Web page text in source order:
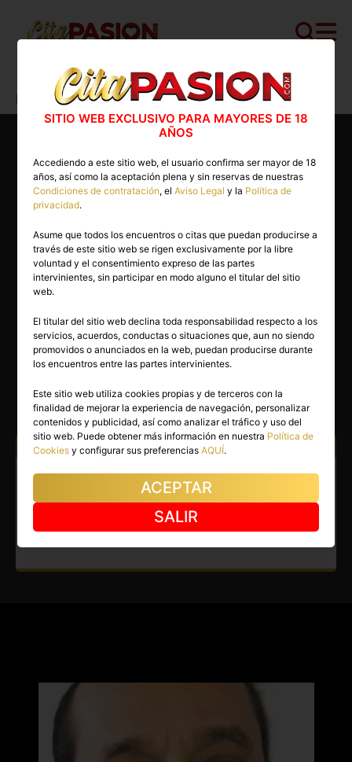
Cita PASION.COM>Boys >Vizcaya>Portugalete
Ignacio
50 años
IGNACIO
Portugalete(Vizcaya)
(1)
Atiendo a: Mujeres
Boy en Portugalete. Hombre
obediente en busca de una
mujer mandona.
SITIO WEB EXCLUSIVO PARA MAYORES DE 18
AÑOS
Accediendo a este sitio web, el usuario confirma ser mayor de 18
años, así como la aceptación plena y sin reservas de nuestras
Condiciones de contratación, elAviso Legal y la Política de
privacidad.
Asume que todos los encuentros o citas que puedan producirse a
través de este sitio web se rigen exclusivamente por la libre
voluntad y el consentimiento expreso de las partes
intervinientes, sin participar en modo alguno el titular del sitio
web.
El titular del sitio web declina toda responsabilidad respecto a los
servicios, acuerdos, conductas o situaciones que, aun no siendo
promovidos o anunciados en la web, puedan producirse durante
los encuentros entre las partes intervinientes.
Este sitio web utiliza cookies propias y de terceros con la
finalidad de mejorar la experiencia de navegación, personalizar
contenidos y publicidad, así como analizar el tráfico y uso del
sitio web. Puede obtener más información en nuestra Política de
Cookies y configurar sus preferenciasAQUÍ.
ACEPTAR
SALIR